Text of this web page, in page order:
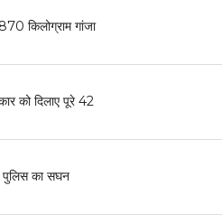
किलोग्राम गांजा
को दिलाए पूरे 42
पुलिस का सघन